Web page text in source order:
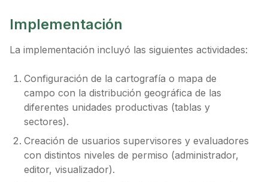
Implementación
La implementación incluyó las siguientes actividades:
Configuración de la cartografía o mapa de
campo con la distribución geográfica de las
diferentes unidades productivas (tablas y
sectores).
Creación de usuarios supervisores y evaluadores
con distintos niveles de permiso (administrador,
editor, visualizador).